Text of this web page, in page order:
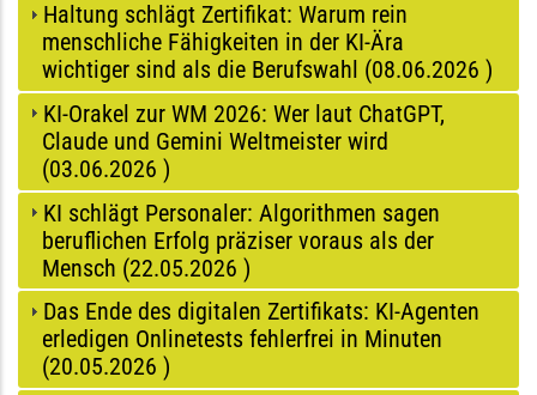
Haltung schlägt Zertifikat: Warum rein
menschliche Fähigkeiten in der KI-Ära
wichtiger sind als die Berufswahl (08.06.2026 )
KI-Orakel zur WM 2026: Wer laut ChatGPT,
Claude und Gemini Weltmeister wird
(03.06.2026 )
KI schlägt Personaler: Algorithmen sagen
beruflichen Erfolg präziser voraus als der
Mensch (22.05.2026 )
Das Ende des digitalen Zertifikats: KI-Agenten
erledigen Onlinetests fehlerfrei in Minuten
(20.05.2026 )